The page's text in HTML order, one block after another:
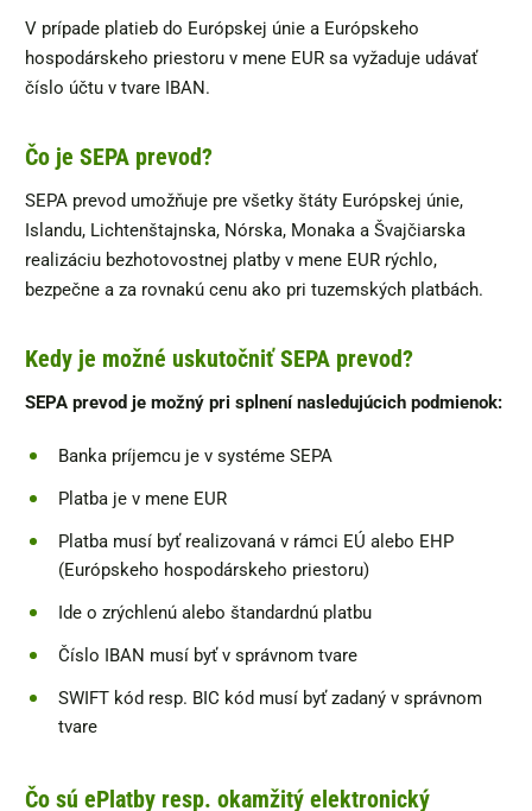
V prípade platieb do Európskej únie a Európskeho
hospodárskeho priestoru v mene EUR sa vyžaduje udávať
číslo účtu v tvare IBAN.
Čo je SEPA prevod?
SEPA prevod umožňuje pre všetky štáty Európskej únie,
Islandu, Lichtenštajnska, Nórska, Monaka a Švajčiarska
realizáciu bezhotovostnej platby v mene EUR rýchlo,
bezpečne a za rovnakú cenu ako pri tuzemských platbách.
Kedy je možné uskutočniť SEPA prevod?
SEPA prevod je možný pri splnení nasledujúcich podmienok:
Banka príjemcu je v systéme SEPA
Platba je v mene EUR
Platba musí byť realizovaná v rámci EÚ alebo EHP
(Európskeho hospodárskeho priestoru)
Ide o zrýchlenú alebo štandardnú platbu
Číslo IBAN musí byť v správnom tvare
SWIFT kód resp. BIC kód musí byť zadaný v správnom
tvare
Čo sú ePlatby resp. okamžitý elektronický